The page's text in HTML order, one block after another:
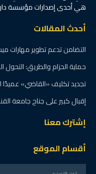
هي أحدى إصدارات مؤسسة
أحدث المقالات
التضامن تدعم تطوير مهارات
حماية الحزام والطريق:
تجديد تكليف «القاضي» عميدًا
إقبال كبير على جناح جامعة
إشترك معنا
أقسام الموقع